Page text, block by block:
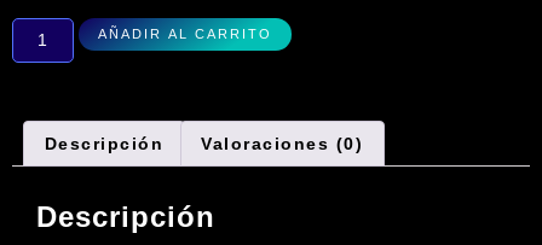
AÑADIR AL CARRITO
Descripción Valoraciones (0)
Descripción